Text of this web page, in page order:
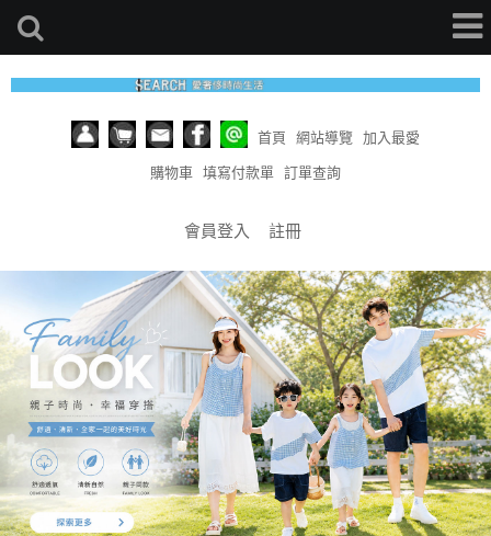
首頁 網站導覽 加入最愛
購物車 填寫付款單 訂單查詢
會員登入 註冊